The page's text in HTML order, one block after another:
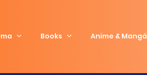
Books Anime & Mangá